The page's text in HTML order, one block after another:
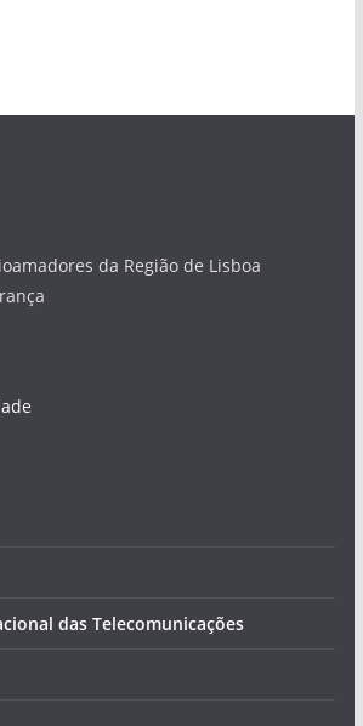
da Região de Lisboa
das Telecomunicações